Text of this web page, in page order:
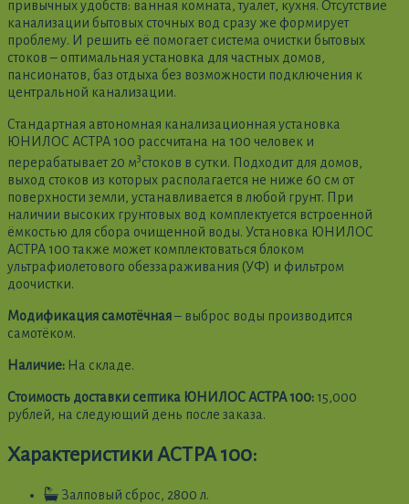
привычных удобств: ванная комната, туалет, кухня. Отсутствие
канализации бытовых сточных вод сразу же формирует
проблему. И решить её помогает система очистки бытовых
стоков – оптимальная установка для частных домов,
пансионатов, баз отдыха без возможности подключения к
центральной канализации.
Стандартная автономная канализационная установка
ЮНИЛОС АСТРА 100 рассчитана на 100 человек и
перерабатывает 20 м3стоков в сутки. Подходит для домов,
выход стоков из которых располагается не ниже 60 см от
поверхности земли, устанавливается в любой грунт. При
наличии высоких грунтовых вод комплектуется встроенной
ёмкостью для сбора очищенной воды. Установка ЮНИЛОС
АСТРА 100 также может комплектоваться блоком
ультрафиолетового обеззараживания (УФ) и фильтром
доочистки.
Модификация самотёчная– выброс воды производится
самотёком.
Наличие: На складе.
Стоимость доставки септика ЮНИЛОС АСТРА 100: 15,000
рублей, на следующий день после заказа.
Характеристики АСТРА 100:
Залповый сброс, 2800 л.